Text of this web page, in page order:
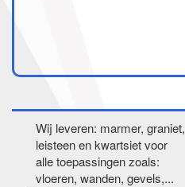
Wij leveren: marmer, graniet,
leisteen en kwartsiet voor
alle toepassingen zoals:
vloeren, wanden, gevels,...